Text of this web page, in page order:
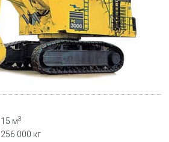
15 м3
256 000 кг